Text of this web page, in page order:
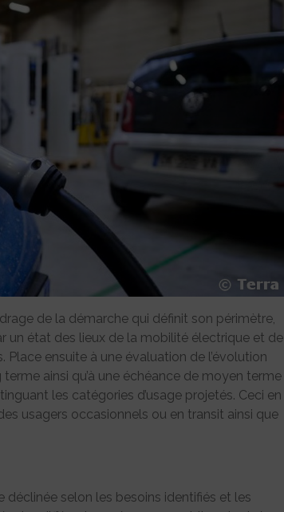
de la démarche qui définit son périmètre,
un état des lieux de la mobilité électrique et de
Place ensuite à une évaluation de l’évolution
ainsi qu’à une échéance de moyen terme
les catégories d’usage projetés. Ceci en
usagers occasionnels ou en transit ainsi que
selon les besoins identifiés et les